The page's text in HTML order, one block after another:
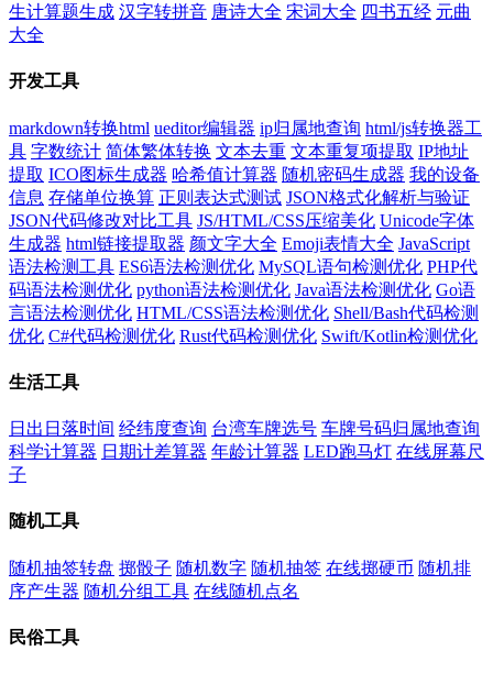
生计算题生成 汉字转拼音 唐诗大全 宋词大全 四书五经 元曲
大全
开发工具
markdown转换html ueditor编辑器 ip归属地查询 html/js转换器工
具 字数统计 简体繁体转换 文本去重 文本重复项提取 IP地址
提取 ICO图标生成器 哈希值计算器 随机密码生成器 我的设备
信息 存储单位换算 正则表达式测试 JSON格式化解析与验证
JSON代码修改对比工具 JS/HTML/CSS压缩美化 Unicode字体
生成器 html链接提取器 颜文字大全 Emoji表情大全 JavaScript
语法检测工具 ES6语法检测优化 MySQL语句检测优化 PHP代
码语法检测优化 python语法检测优化 Java语法检测优化 Go语
言语法检测优化 HTML/CSS语法检测优化 Shell/Bash代码检测
优化 C#代码检测优化 Rust代码检测优化 Swift/Kotlin检测优化
生活工具
日出日落时间 经纬度查询 台湾车牌选号 车牌号码归属地查询
科学计算器 日期计差算器 年龄计算器 LED跑马灯 在线屏幕尺
子
随机工具
随机抽签转盘 掷骰子 随机数字 随机抽签 在线掷硬币 随机排
序产生器 随机分组工具 在线随机点名
民俗工具